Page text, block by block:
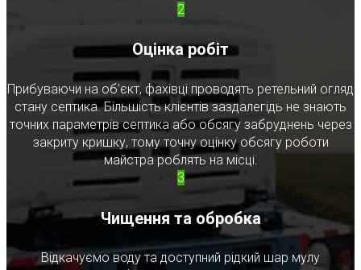
2
Оцінка робіт
Прибуваючи на об'єкт, фахівці проводять ретельний огляд
стану септика. Більшість клієнтів заздалегідь не знають
точних параметрів септика або обсягу забруднень через
закриту кришку, тому точну оцінку обсягу роботи
майстра роблять на місці.
3
Чищення та обробка
Відкачуємо воду та доступний рідкий шар мулу